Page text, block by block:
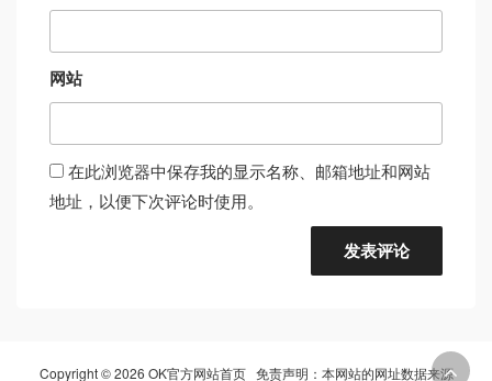
网站
在此浏览器中保存我的显示名称、邮箱地址和网站
地址，以便下次评论时使用。
Copyright © 2026 OK官方网站首页 免责声明：本网站的网址数据来源